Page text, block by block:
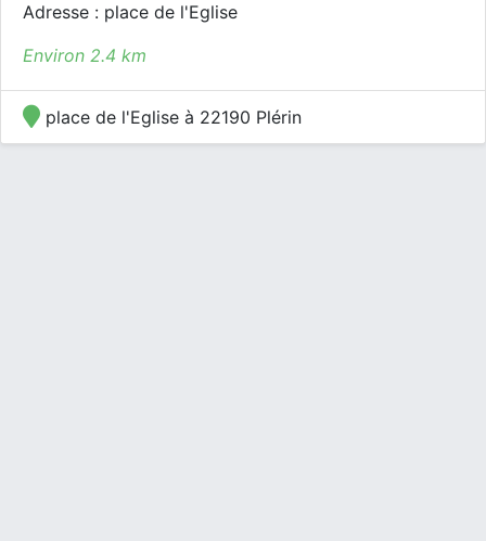
Adresse : place de l'Eglise
Environ 2.4 km
place de l'Eglise à 22190 Plérin